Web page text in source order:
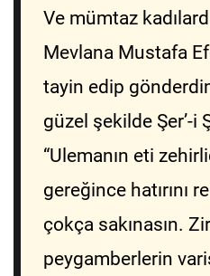
Ve mümtaz
Mevlana Mustafa
tayin edip
güzel şekilde Şer’-i
“Ulemanın eti
gereğince hatırını
çokça sakınasın.
peygamberlerin